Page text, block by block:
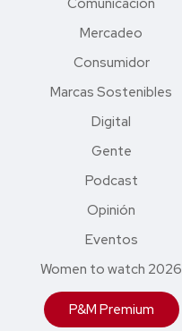
Mercadeo
Consumidor
Marcas Sostenibles
Digital
Gente
Podcast
Opinión
Eventos
Women to watch 2026
P&M Premium